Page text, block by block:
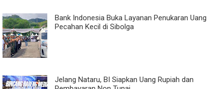
Bank Indonesia Buka Layanan Penukaran Uang
Pecahan Kecil di Sibolga
Jelang Nataru, BI Siapkan Uang Rupiah dan